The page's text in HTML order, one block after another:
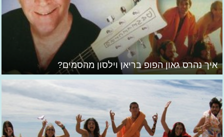
איך נהרס גאון הפופ בריאן וילסון מהסמים?